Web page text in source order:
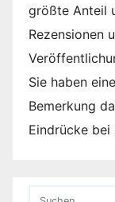
größte Anteil
Rezensionen
Sie haben
Bemerkung
Eindrücke bei